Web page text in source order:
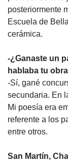
posteriormente
Escuela de
cerámica.
-¿Ganaste un
hablaba tu
-Sí, gané
secundaria. En
Mi poesía era
referente a los
entre otros.
San Martín,